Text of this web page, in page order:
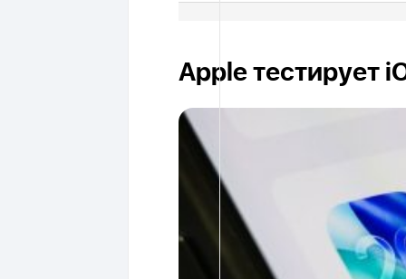
Apple тестирует